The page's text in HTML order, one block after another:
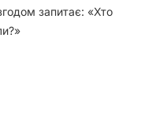
запитає: «Хто